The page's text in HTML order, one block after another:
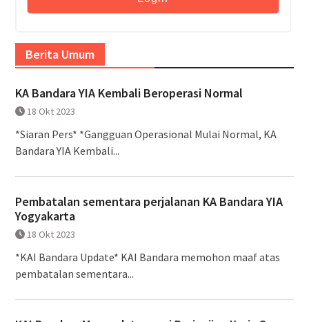
Berita Umum
KA Bandara YIA Kembali Beroperasi Normal
18 Okt 2023
*Siaran Pers* *Gangguan Operasional Mulai Normal, KA
Bandara YIA Kembali...
Pembatalan sementara perjalanan KA Bandara YIA
Yogyakarta
18 Okt 2023
*KAI Bandara Update* KAI Bandara memohon maaf atas
pembatalan sementara...